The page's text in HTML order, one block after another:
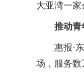
大亚湾一
推动青
惠报·东
场，服务